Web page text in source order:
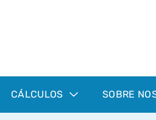
CÁLCULOS SOBRE